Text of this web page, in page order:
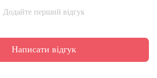
Додайте перший відгук
Написати відгук